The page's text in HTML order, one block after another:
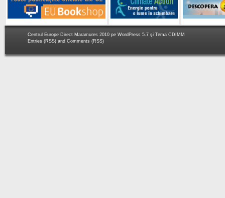
Centrul Europe Direct Maramures 2010 pe WordPress 5.7 şi Tema CDIMM
Entries (RSS) and Comments (RSS)